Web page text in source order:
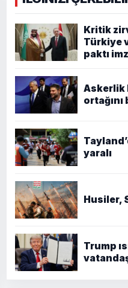
Kritik
Türkiye
paktı
Askerlik
yaralı
Husiler,
Trump